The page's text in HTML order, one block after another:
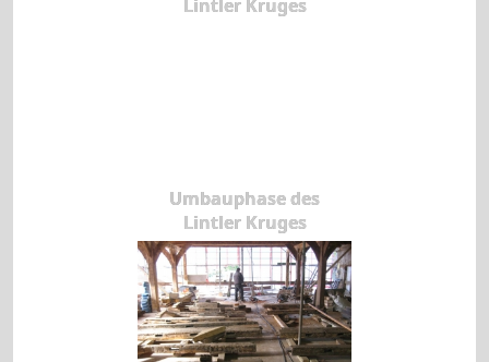
Lintler Kruges
Umbauphase des
Lintler Kruges